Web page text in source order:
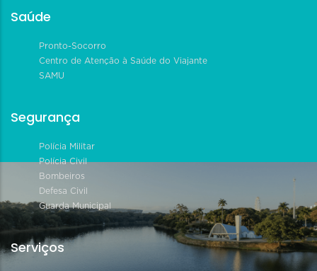
Saúde
Pronto-Socorro
Centro de Atenção à Saúde do Viajante
SAMU
Segurança
Polícia Militar
Polícia Civil
Bombeiros
Defesa Civil
Guarda Municipal
Serviços